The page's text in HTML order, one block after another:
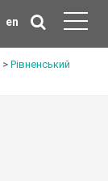
en
> Рівненський